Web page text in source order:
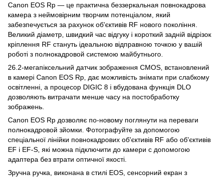
Canon EOS Rp — це практична беззеркальная повнокадрова
камера з неймовірним творчим потенціалом, який
забезпечується за рахунок об'єктивів RF нового покоління.
Великий діаметр, швидкий час відгуку і короткий задній відрізок
кріплення RF стануть ідеальною відправною точкою у вашій
роботі з полнокадровой системою майбутнього.
26.2-мегапіксельний датчик зображення CMOS, встановлений
в камері Canon EOS Rp, дає можливість знімати при слабкому
освітленні, а процесор DIGIC 8 і вбудована функція DLO
дозволяють витрачати менше часу на постобработку
зображень.
Canon EOS Rp дозволяє по-новому поглянути на переваги
полнокадровой зйомки. Фотографуйте за допомогою
спеціальної лінійки повнокадрових об'єктивів RF або об'єктивів
EF і EF-S, які можна підключити до камери c допомогою
адаптера без втрати оптичної якості.
Зручна ручка, виконана в стилі EOS, сенсорний екран з